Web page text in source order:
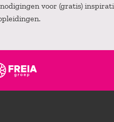
voor (gratis)